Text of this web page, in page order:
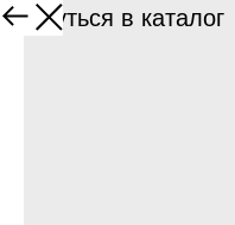
Вернуться в каталог